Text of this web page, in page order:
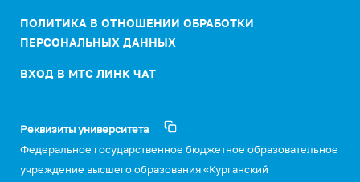
ПОЛИТИКА В ОТНОШЕНИИ ОБРАБОТКИ
ПЕРСОНАЛЬНЫХ ДАННЫХ
ВХОД В МТС ЛИНК ЧАТ
Реквизиты университета
Федеральное государственное бюджетное образовательное
учреждение высшего образования «Курганский